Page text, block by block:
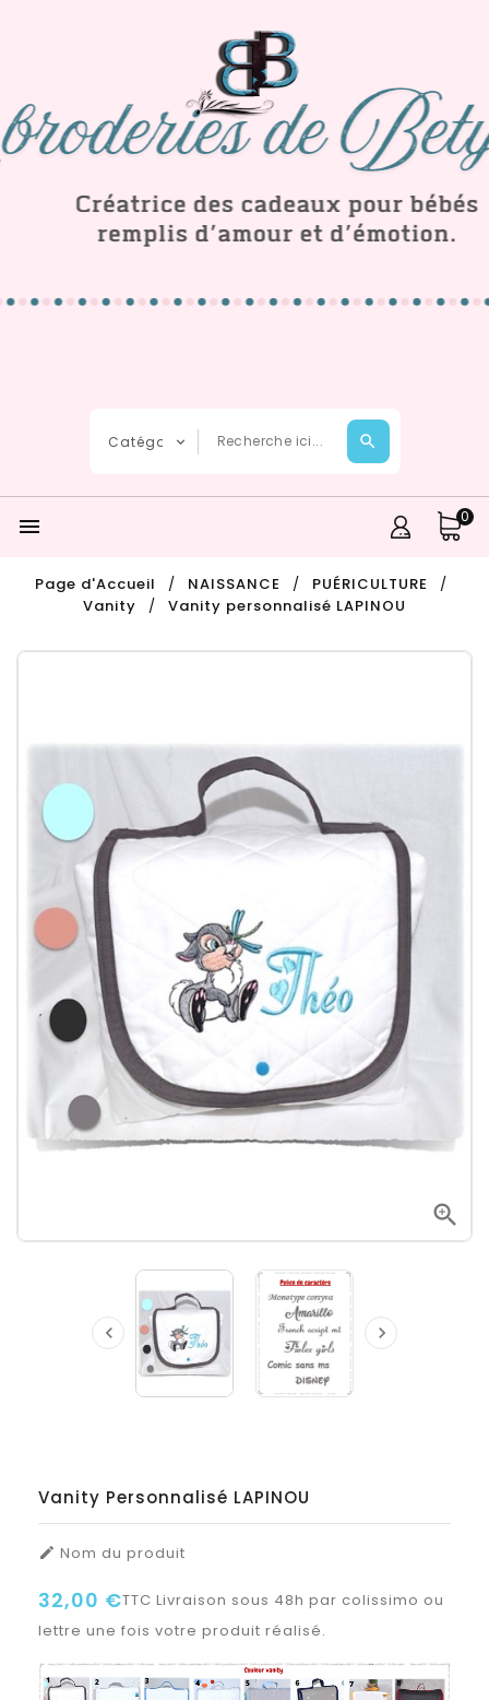
 0
Page d'Accueil NAISSANCE
PUÉRICULTURE
Vanity
Vanity personnalisé LAPINOU

 
Vanity Personnalisé LAPINOU
 Nom du produit
32,00 €TTC Livraison sous 48h par colissimo ou
lettre une fois votre produit réalisé.